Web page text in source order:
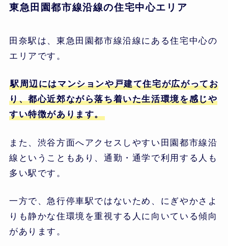
東急田園都市線沿線の住宅中心エリア
田奈駅は、東急田園都市線沿線にある住宅中心の
エリアです。
駅周辺にはマンションや戸建て住宅が広がってお
り、都心近郊ながら落ち着いた生活環境を感じや
すい特徴があります。
また、渋谷方面へアクセスしやすい田園都市線沿
線ということもあり、通勤・通学で利用する人も
多い駅です。
一方で、急行停車駅ではないため、にぎやかさよ
りも静かな住環境を重視する人に向いている傾向
があります。